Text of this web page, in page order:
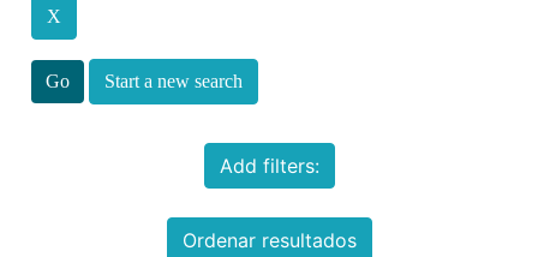
Start a new search
Add filters:
Ordenar resultados